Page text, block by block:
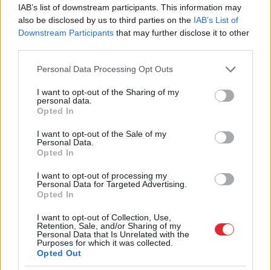
IAB’s list of downstream participants. This information may
also be disclosed by us to third parties on the IAB’s List of
Downstream Participants that may further disclose it to other
Please note that this website/app uses one or more Google
not limited to your visit or usage behaviour. You may click to
grant or deny consent to Google and its third-party tags to
use your data for below specified purposes in below Google
consent section.
Personal Data Processing Opt Outs
I want to opt-out of the Sharing of my
personal data.
Opted In
I want to opt-out of the Sale of my
Personal Data.
Opted In
I want to opt-out of processing my
Personal Data for Targeted Advertising.
Opted In
I want to opt-out of Collection, Use,
Retention, Sale, and/or Sharing of my
Personal Data that Is Unrelated with the
Purposes for which it was collected.
Opted Out
“Nabagacilvēki…” Neierasts skats Rīgā
raisa jautājumus līdzcilvēkos
Vaiesi izvilcis laimīgo lozi? Lūk, par
dzimušās sievietes